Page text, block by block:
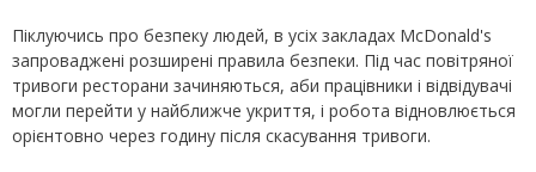
Піклуючись про безпеку людей, в усіх закладах McDonald's
запроваджені розширені правила безпеки. Під час повітряної
тривоги ресторани зачиняються, аби працівники і відвідувачі
могли перейти у найближче укриття, і робота відновлюється
орієнтовно через годину після скасування тривоги.